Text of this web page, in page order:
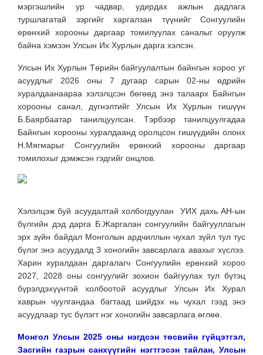
мэргэшлийн ур чадвар, удирдах ажлын дадлага
туршлагатай зэргийг харгалзан түүнийг Сонгуулийн
ерөнхий хорооны даргаар томилуулах саналыг оруулж
байна хэмээн Улсын Их Хурлын дарга хэлсэн.
Улсын Их Хурлын Төрийн байгуулалтын байнгын хороо уг
асуудлыг 2026 оны 7 дугаар сарын 02-ны өдрийн
хуралдаанаараа хэлэлцсэн бөгөөд энэ талаарх Байнгын
хорооны санал, дүгнэлтийг Улсын Их Хурлын гишүүн
Б.Баярбаатар танилцуулсан. Тэрбээр танилцуулгадаа
Байнгын хорооны хуралдаанд оролцсон гишүүдийн олонх
Н.Мягмарыг Сонгуулийн ерөнхий хорооны даргаар
томилохыг дэмжсэн гэдгийг онцлов.
Хэлэлцэж буй асуудалтай холбогдуулан УИХ дахь АН-ын
бүлгийн дэд дарга Б.Жаргалан сонгуулийн байгууллагын
эрх зүйн байдал Монголын ардчиллын чухал зүйл тул тус
бүлэг энэ асуудалд 3 хоногийн завсарлага авахыг хүслээ.
Харин хуралдаан даргалагч Сонгуулийн ерөнхий хороо
2027, 2028 оны сонгуулийг зохион байгуулах тул бүтэц
бүрэлдэхүүнтэй холбоотой асуудлыг Улсын Их Хурал
хаврын чуулгандаа багтаад шийдэх нь чухал гээд энэ
асуудлаар тус бүлэгт нэг хоногийн завсарлага өглөө.
Монгол Улсын 2025 оны нэгдсэн төсвийн гүйцэтгэл,
Засгийн газрын санхүүгийн нэгтгэсэн тайлан, Улсын